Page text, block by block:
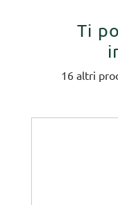
Ti
16 altri